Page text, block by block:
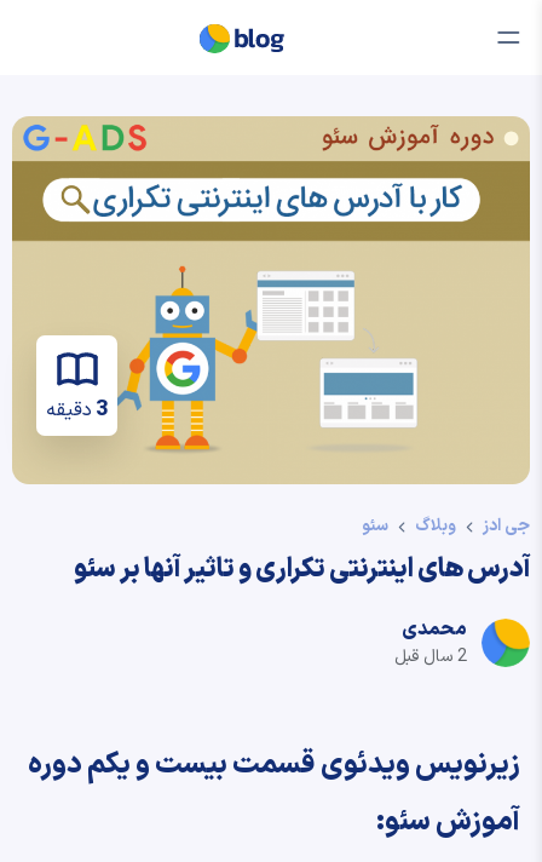
3 دقیقه
جی ادز وبلاگ سئو
آدرس های اینترنتی تکراری و تاثیر آنها بر سئو
محمدی
2 سال قبل
زیرنویس ویدئوی قسمت بیست و یکم دوره
آموزش سئو: